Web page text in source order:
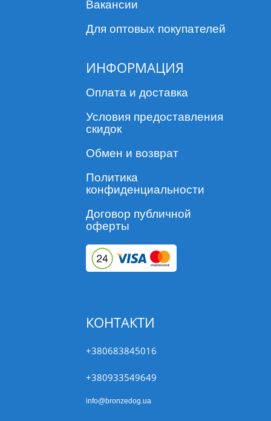
Вакансии
Для оптовых покупателей
ИНФОРМАЦИЯ
Оплата и доставка
Условия предоставления
скидок
Обмен и возврат
Политика
конфиденциальности
Договор публичной
оферты
КОНТАКТИ
+380683845016
+380933549649
info@bronzedog.ua